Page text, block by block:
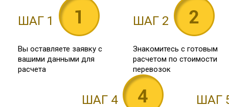
ШАГ 1
Вы оставляете заявку с
вашими данными для
расчета
ШАГ 2
Знакомитесь с готовым
расчетом по стоимости
перевозок
ШАГ 4 ШАГ